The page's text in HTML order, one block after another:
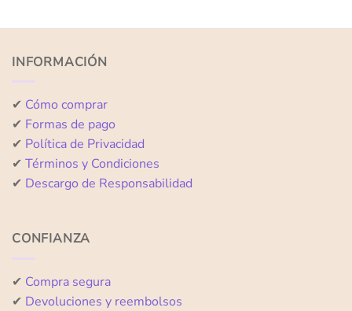
de
de
INFORMACIÓN
✔ Cómo comprar
✔ Formas de pago
✔ Política de Privacidad
✔ Términos y Condiciones
✔ Descargo de Responsabilidad
CONFIANZA
✔ Compra segura
✔ Devoluciones y reembolsos